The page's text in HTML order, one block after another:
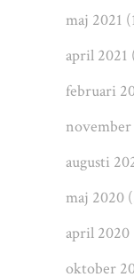
maj 2021
april 2021
februari
augusti
maj 2020
april 2020
oktober